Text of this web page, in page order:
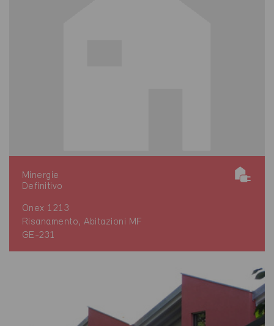
Minergie
Definitivo
Onex 1213
Risanamento, Abitazioni MF
GE-231